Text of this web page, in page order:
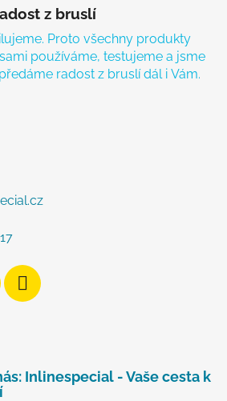
z bruslí
Proto všechny produkty
používáme, testujeme a jsme
radost z bruslí dál i Vám.
Inlinespecial - Vaše cesta k